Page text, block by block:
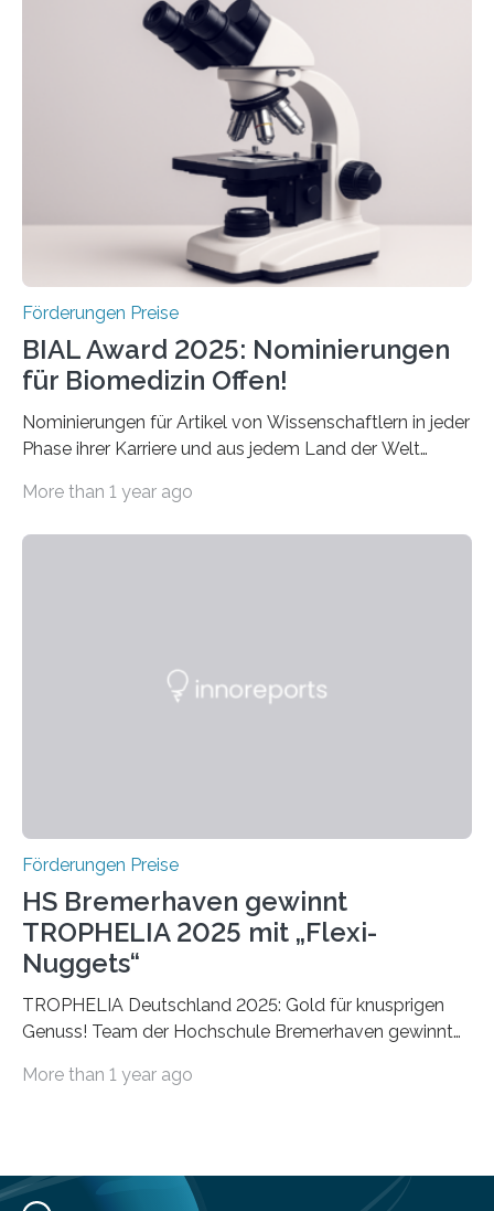
Schlaganfallforschung, um die Behandlung der
Betroffenen zu verbessern. Dazu schreibt sie auch in
diesem Jahr wieder deutschlandweit den Hentschel-
Preis aus. Er richtet sich gezielt an jüngere
Forscherinnen und Forscher unter 40 Jahren. Geehrt
werden soll eine herausragende Doktorarbeit oder eine
hochrangige wissenschaftliche Publikation zum Thema
Förderungen Preise
BIAL Award 2025: Nominierungen
für Biomedizin Offen!
Nominierungen für Artikel von Wissenschaftlern in jeder
Phase ihrer Karriere und aus jedem Land der Welt
Leben gerufen, um die bemerkenswertesten
Foundation, des BIAL Award in Biomedicine ist in
More than 1 year ago
Förderungen Preise
HS Bremerhaven gewinnt
TROPHELIA 2025 mit „Flexi-
Nuggets“
TROPHELIA Deutschland 2025: Gold für knusprigen
Genuss! Team der Hochschule Bremerhaven gewinnt
ECOTROPHELIAMit der Produktidee “Flexi-Nuggets”
Studierende der Lebensmittelwissenschaften und
More than 1 year ago